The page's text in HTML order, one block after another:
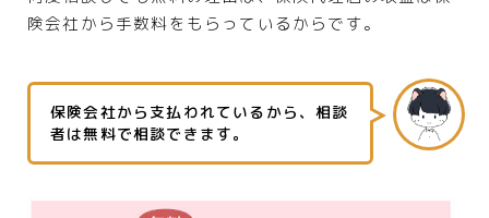
険会社から手数料をもらっているからです。
保険会社から支払われているから、相談
者は無料で相談できます。